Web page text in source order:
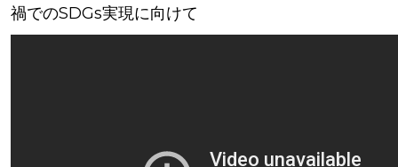
禍でのSDGs実現に向けて